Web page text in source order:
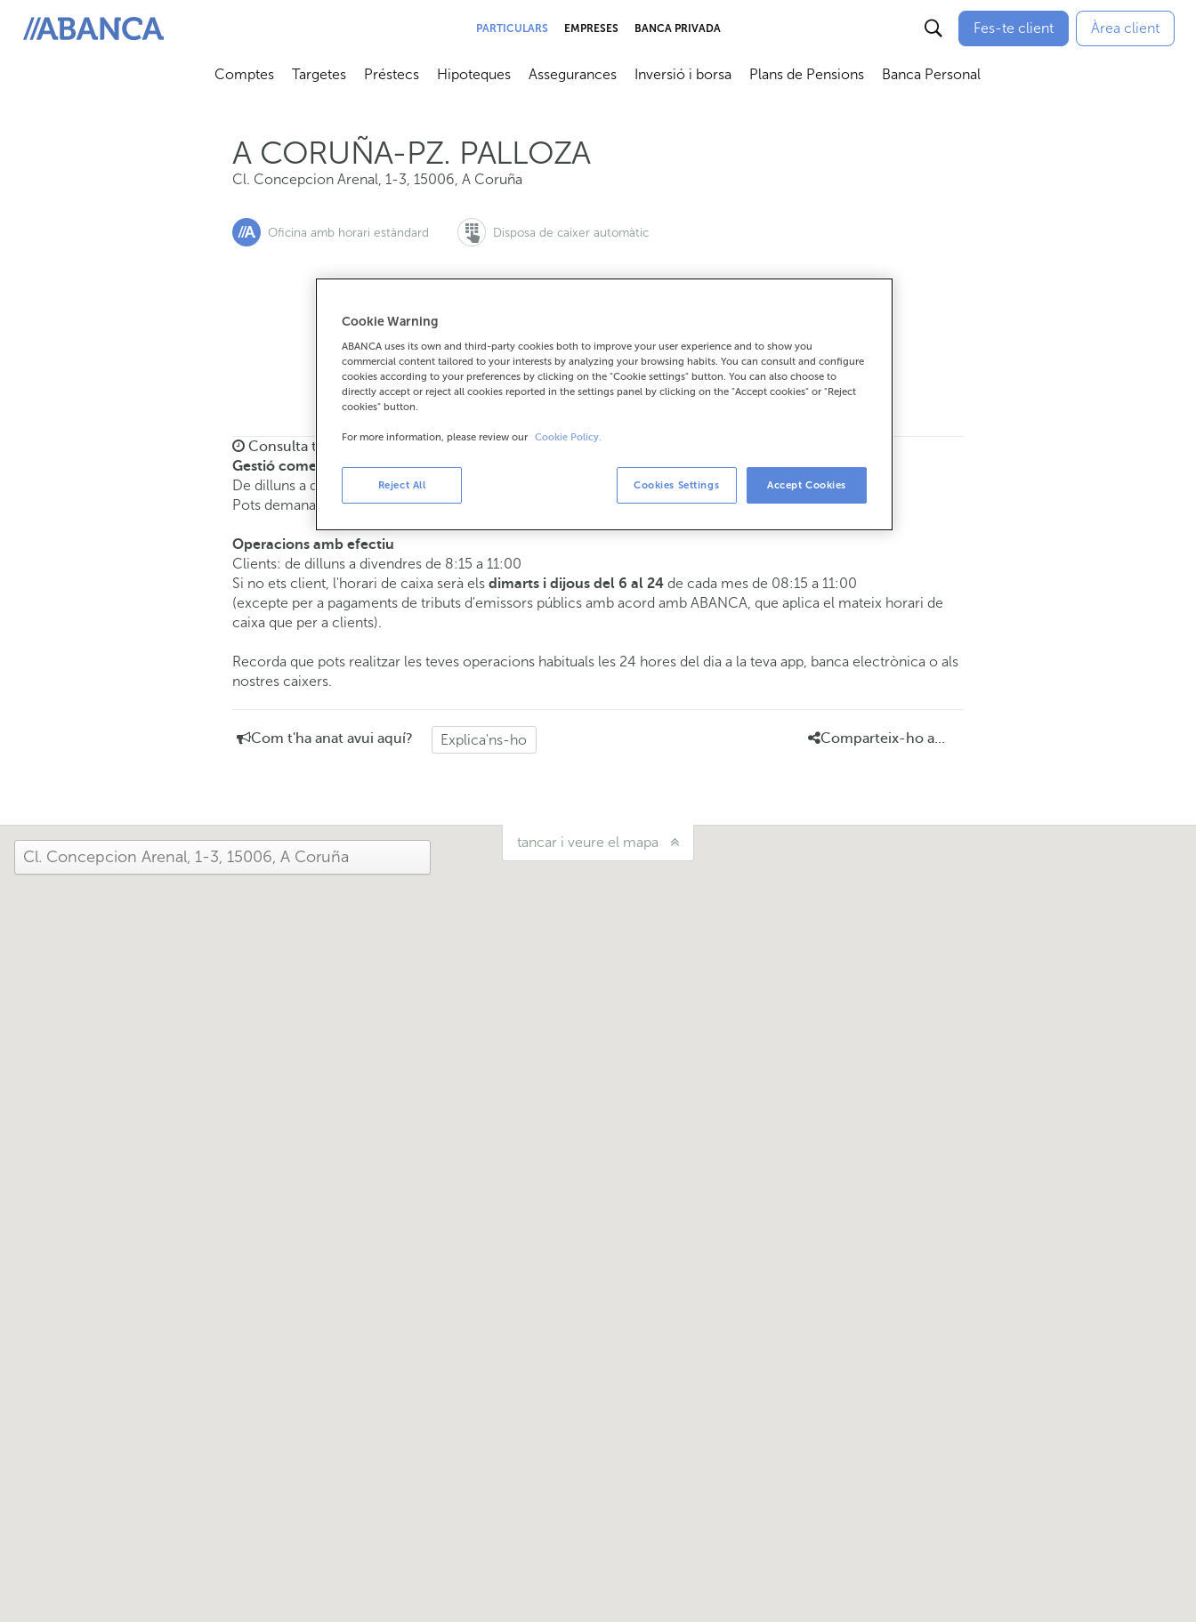
ABANCA
PARTICULARS EMPRESES BANCA PRIVADA Fes-te client Àrea client
Comptes
Abrir submenú
Targetes
Abrir submenú
Préstecs
Abrir submenú
Hipoteques
Abrir submenú
Assegurances
Abrir submenú
Inversió i borsa
Abrir submenú
Plans de Pensions
Abrir submenú
Banca Personal
A CORUÑA-PZ. PALLOZA
Cl. Concepcion Arenal, 1-3, 15006, A Coruña
Oficina amb horari estàndard Disposa de caixer automàtic
Si vols demanar cita:
900 815 200 981187001 Com arribar
Consulta tots els horaris
Gestió comercial
De dilluns a divendres de8:15 a 14:00.
Pots demanar cita prèviai t'atendrem el dia i hora que triïs.
Operacions amb efectiu
Clients: de dilluns a divendres de 8:15 a 11:00
Si no ets client, l'horari de caixa serà els dimarts i dijous del 6 al 24 de cada mes de 08:15 a 11:00
(excepte per a pagaments de tributs d'emissors públics amb acord amb ABANCA, que aplica el mateix horari de
caixa que per a clients).
Recorda que pots realitzar les teves operacions habituals les 24 hores del dia a la teva app, banca electrònica o als
nostres caixers.
Com t'ha anat avui aquí? Explica'ns-ho Comparteix-ho a...
tancar i veure el mapa
Cookie Warning
ABANCA uses its own and third-party cookies both to improve your user experience and to show you
commercial content tailored to your interests by analyzing your browsing habits. You can consult and configure
cookies according to your preferences by clicking on the "Cookie settings" button. You can also choose to
directly accept or reject all cookies reported in the settings panel by clicking on the "Accept cookies" or "Reject
cookies" button.
For more information, please review our Cookie Policy.
Reject All Cookies Settings Accept Cookies